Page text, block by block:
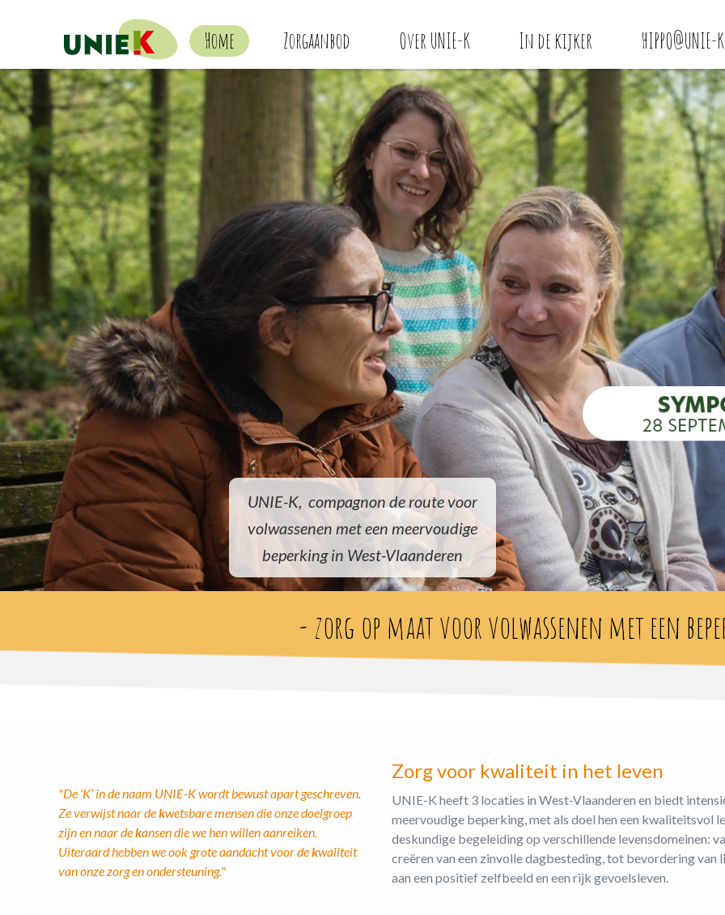
Home Zorgaanbod Over UNIE-K In de kijker HIPPO@UNIE-K
UNIE-K, compagnon de route voor
volwassenen met een meervoudige
beperking in West-Vlaanderen
- zorg op maat voor volwassenen met een
"De ‘K’ in de naam UNIE-K wordt bewust apart geschreven.
Ze verwijst naar dekwetsbare mensen die onze doelgroep
zijn en naar dekansen die we hen willen aanreiken.
Uiteraard hebben we ook grote aandacht voor dekwaliteit
van onze zorg en ondersteuning."
Zorg voor kwaliteit in het leven
UNIE-K heeft 3 locaties in West-Vlaanderen en biedt
meervoudige beperking, met als doel hen een kwaliteitsvol
deskundige begeleiding op verschillende levensdomeinen:
creëren van een zinvolle dagbesteding, tot bevordering
aan een positief zelfbeeld en een rijk gevoelsleven.